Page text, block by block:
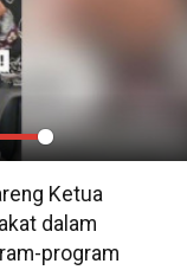
Settings
PIP
Ketua
dalam
program